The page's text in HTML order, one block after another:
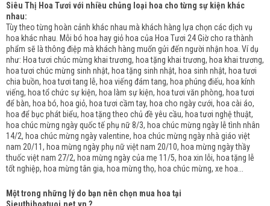
Siêu Thị Hoa Tươi với nhiều chủng loại hoa cho từng sự kiện khác
nhau:
Tùy theo từng hoàn cảnh khác nhau mà khách hàng lựa chọn các dịch vụ
hoa khác nhau. Mỗi bó hoa hay giỏ hoa của Hoa Tươi 24 Giờ cho ra thành
phẩm sẽ là thông điệp mà khách hàng muốn gửi đến người nhận hoa. Ví dụ
như: Hoa tươi chúc mừng khai trương, hoa tặng khai trương, hoa khai trương,
hoa tươi chúc mừng sinh nhật, hoa tặng sinh nhật, hoa sinh nhật, hoa tươi
chia buồn, hoa tươi tang lễ, hoa viếng đám tang, hoa phúng điếu, hoa kính
viếng, hoa tổ chức sự kiện, hoa làm sự kiện, hoa tươi văn phòng, hoa tươi
để bàn, hoa bó, hoa giỏ, hoa tươi cầm tay, hoa cho ngày cưới, hoa cài áo,
hoa để bục phát biểu, hoa tặng theo chủ đề yêu cầu, hoa tươi nghệ thuật,
hoa chúc mừng ngày quốc tế phụ nữ 8/3, hoa chúc mừng ngày lễ tình nhân
14/2, hoa chúc mừng ngày valentine, hoa chúc mừng ngày nhà giáo việt
nam 20/11, hoa mừng ngày phụ nữ việt nam 20/10, hoa mừng ngày thầy
thuốc việt nam 27/2, hoa mừng ngày của mẹ 11/5, hoa xin lỗi, hoa tặng lễ
tốt nghiệp, hoa mừng tân gia, hoa mừng thọ, hoa chúc mừng, xe hoa...
Một trong những lý do bạn nên chọn mua hoa tại